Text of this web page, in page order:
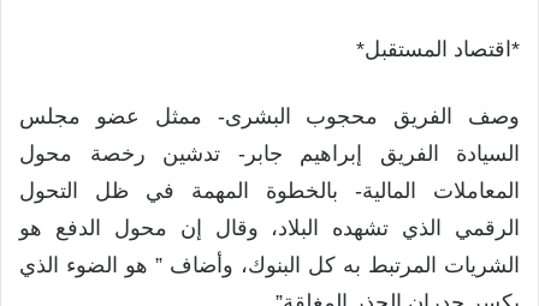
*اقتصاد المستقبل*
وصف الفريق محجوب البشرى- ممثل عضو مجلس
السيادة الفريق إبراهيم جابر- تدشين رخصة محول
المعاملات المالية- بالخطوة المهمة في ظل التحول
الرقمي الذي تشهده البلاد، وقال إن محول الدفع هو
الشريات المرتبط به كل البنوك، وأضاف ” هو الضوء الذي